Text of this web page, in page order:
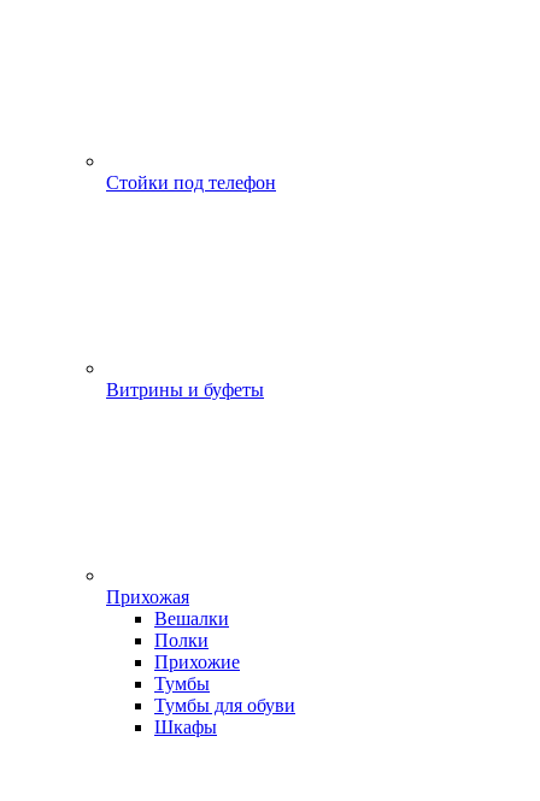
Стойки под телефон
Витрины и буфеты
Прихожая
Вешалки
Полки
Прихожие
Тумбы
Тумбы для обуви
Шкафы